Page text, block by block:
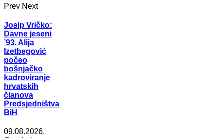
Prev Next
Josip Vričko:
Davne jeseni
’93. Alija
Izetbegović
počeo
bošnjačko
kadroviranje
hrvatskih
članova
Predsjedništva
BiH
09.08.2026.